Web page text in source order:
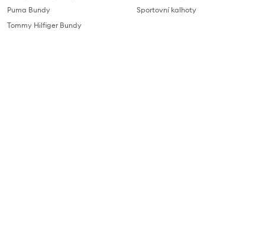
Puma Bundy
Tommy Hilfiger Bundy
Sportovní kalhoty